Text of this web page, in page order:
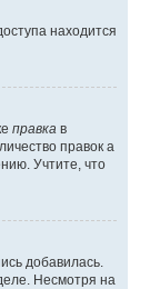
находится
правка в
правок а
Учтите, что
добавилась.
Несмотря на